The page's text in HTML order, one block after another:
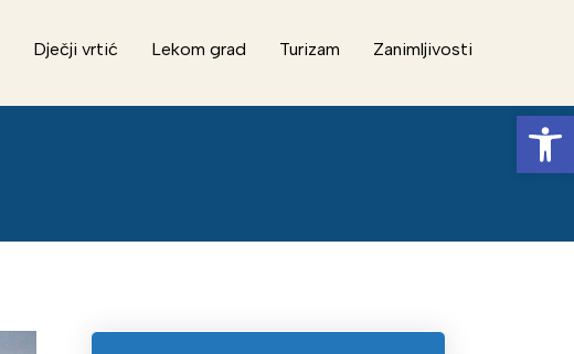
Dječji vrtić Lekom grad Turizam
Zanimljivosti